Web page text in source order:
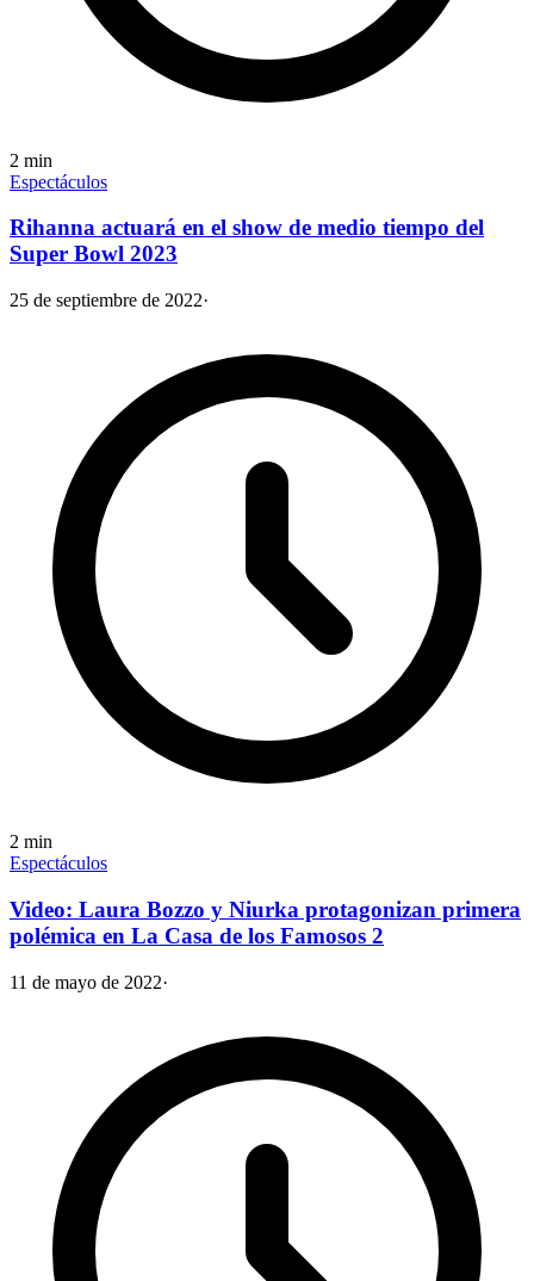
2 min
Espectáculos
Rihanna actuará en el show de medio tiempo del
Super Bowl 2023
25 de septiembre de 2022·
2 min
Espectáculos
Video: Laura Bozzo y Niurka protagonizan primera
polémica en La Casa de los Famosos 2
11 de mayo de 2022·